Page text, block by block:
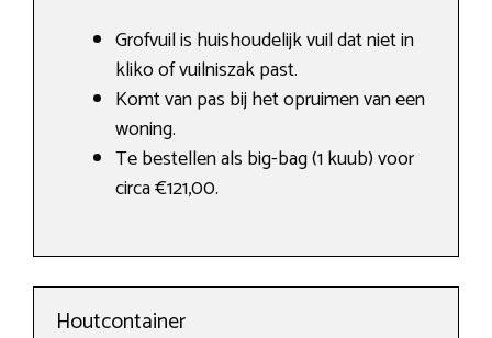
Grofvuil is huishoudelijk vuil dat niet in
kliko of vuilniszak past.
Komt van pas bij het opruimen van een
woning.
Te bestellen als big-bag (1 kuub) voor
circa €121,00.
Houtcontainer